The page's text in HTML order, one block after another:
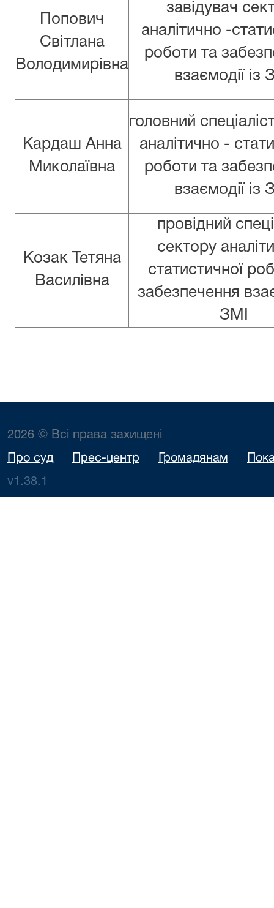
Попович
Світлана
Володимирівна
завідувач
аналітично -
роботи та
взаємодії із
Кардаш Анна
Миколаївна
головний
аналітично -
роботи та
взаємодії із
Козак Тетяна
Василівна
провідний
сектору
статистичної
забезпечення
ЗМІ
2026 © Всі права захищені
Про суд Прес-центр Громадянам
v1.38.1